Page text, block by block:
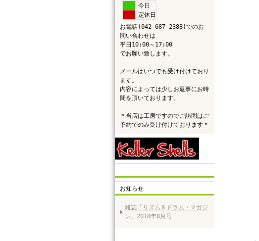
今日
定休日
お電話(042-687-2388)でのお
問い合わせは
平日10:00～17:00
でお願い致します。
メールはいつでも受け付けており
ます。
内容によっては少しお返事にお時
間を頂いております。
＊当店は工房ですのでご訪問はご
予約でのみ受け付けております＊
お知らせ
雑誌「リズム＆ドラム・マガジ
ン」2018年8月号